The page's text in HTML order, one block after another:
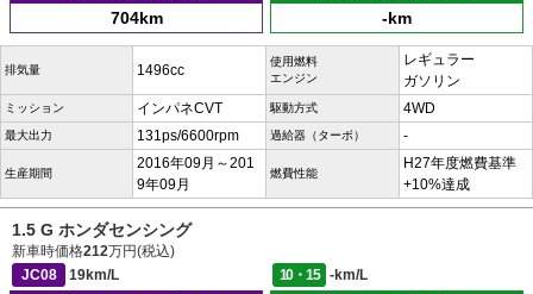
704km -km
排気量 1496cc
使用燃料
エンジン
レギュラー
ガソリン
ミッション インパネCVT 駆動方式 4WD
最大出力 131ps/6600rpm 過給器（ターボ） -
生産期間
2016年09月～201
9年09月
燃費性能
H27年度燃費基準
+10%達成
1.5 G ホンダセンシング
新車時価格212万円(税込)
JC08
19km/L 10・15
-km/L